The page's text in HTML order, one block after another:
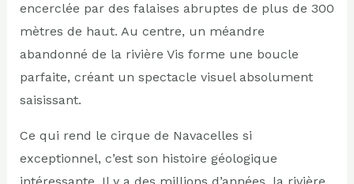
encerclée par des falaises abruptes de plus de 300
mètres de haut. Au centre, un méandre
abandonné de la rivière Vis forme une boucle
parfaite, créant un spectacle visuel absolument
saisissant.
Ce qui rend le cirque de Navacelles si
exceptionnel, c’est son histoire géologique